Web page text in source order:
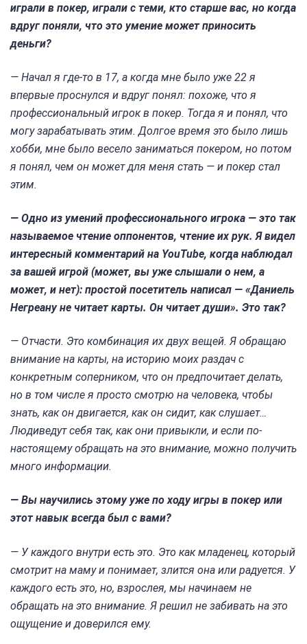
играли в покер, играли с теми, кто старше вас, но когда
вдруг поняли, что это умение может приносить
деньги?
— Начал я где-то в 17, а когда мне было уже 22 я
впервые проснулся и вдруг понял: похоже, что я
профессиональный игрок в покер. Тогда я и понял, что
могу зарабатывать этим. Долгое время это было лишь
хобби, мне было весело заниматься покером, но потом
я понял, чем он может для меня стать — и покер стал
этим.
— Одно из умений профессионального игрока — это так
называемое чтение оппонентов, чтение их рук. Я видел
интересный комментарий на YouTube, когда наблюдал
за вашей игрой (может, вы уже слышали о нем, а
может, и нет): простой посетитель написал — «Даниель
Негреану не читает карты. Он читает души». Это так?
— Отчасти. Это комбинация их двух вещей. Я обращаю
внимание на карты, на историю моих раздач с
конкретным соперником, что он предпочитает делать,
но в том числе я просто смотрю на человека, чтобы
знать, как он двигается, как он сидит, как слушает…
Людиведут себя так, как они привыкли, и если по-
настоящему обращать на это внимание, можно получить
много информации.
— Вы научились этому уже по ходу игры в покер или
этот навык всегда был с вами?
— У каждого внутри есть это. Это как младенец, который
смотрит на маму и понимает, злится она или радуется. У
каждого есть это, но, взрослея, мы начинаем не
обращать на это внимание. Я решил не забивать на это
ощущение и доверился ему.